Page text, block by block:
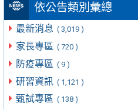
依公告類別彙總
最新消息 ( 3,019 )
家長專區 ( 720 )
防疫專區 ( 9 )
研習資訊 ( 1,121 )
甄試專區 ( 138 )